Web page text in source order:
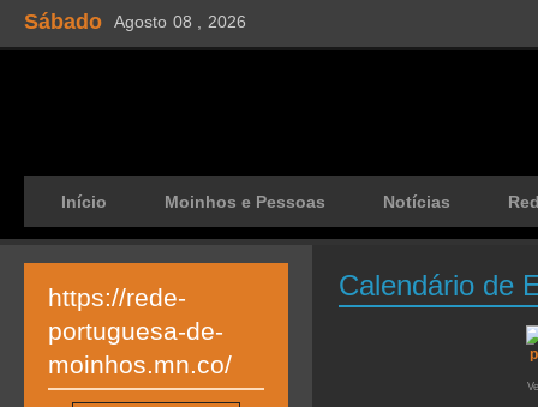
Sábado Agosto 08 , 2026
Início Moinhos e Pessoas Notícias
Calendário de
https://rede-
portuguesa-de-
moinhos.mn.co/